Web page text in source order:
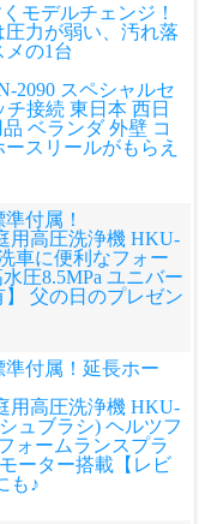
モデルチェンジ！
圧力が弱い、汚れ落
の1台
2090 スペシャルセ
接続 東日本 西日
ベランダ 外壁 コ
スリールがもらえ
付属！
用高圧洗浄機 HKU-
車に便利なフォー
圧8.5MPa ユニバー
父の日のプレゼン
付属！延長ホー
用高圧洗浄機 HKU-
ュブラシ) ヘルツフ
ォームランスプラ
ーター搭載【レビ
も♪